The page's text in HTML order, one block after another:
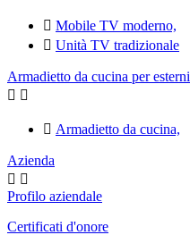
 Mobile TV moderno,
 Unità TV tradizionale
Armadietto da cucina per esterni
 
 Armadietto da cucina,
Azienda
 
Profilo aziendale
Certificati d'onore